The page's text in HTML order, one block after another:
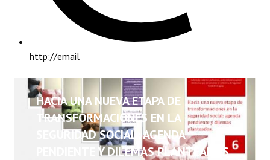
http://email
INSTITUCIONAL
NOTICIAS
HACIA UNA NUEVA ETAPA DE
TRANSFORMACIONES EN LA
SEGURIDAD SOCIAL: AGENDA
PENDIENTE Y DILEMAS PLANTEADOS